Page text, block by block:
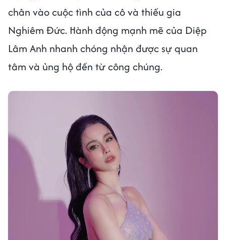
chân vào cuộc tình của cô và thiếu gia
Nghiêm Đức. Hành động mạnh mẽ của Diệp
Lâm Anh nhanh chóng nhận được sự quan
tâm và ủng hộ đến từ công chúng.